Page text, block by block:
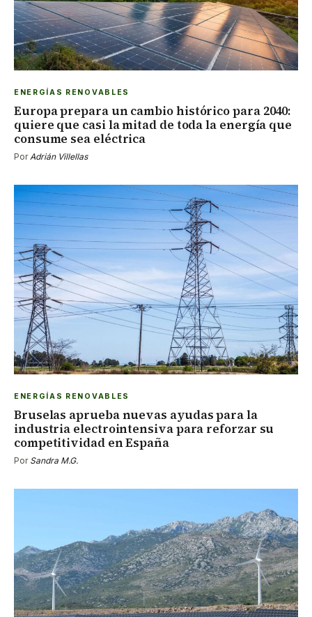
ENERGÍAS RENOVABLES
Europa prepara un cambio histórico para 2040:
quiere que casi la mitad de toda la energía que
consume sea eléctrica
Por Adrián Villellas
ENERGÍAS RENOVABLES
Bruselas aprueba nuevas ayudas para la
industria electrointensiva para reforzar su
competitividad en España
Por Sandra M.G.